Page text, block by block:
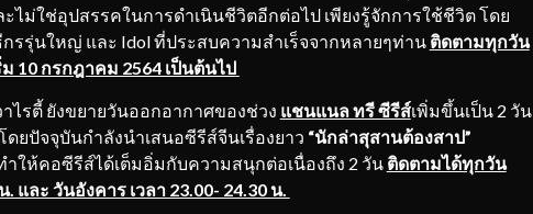
ะไม่ใช่อุปสรรคในการดำเนินชีวิตอีกต่อไป เพียงรู้จักการใช้ชีวิต โดย
รรุ่นใหญ่ และ Idol ที่ประสบความสำเร็จจากหลายๆท่าน ติดตามทุกวัน
ม 10 กรกฎาคม 2564 เป็นต้นไป
ไรตี้ ยังขยายวันออกอากาศของช่วง แชนแนล ทรี ซีรีส์เพิ่มขึ้นเป็น 2 วัน
ยปัจจุบันกำลังนำเสนอซีรีส์จีนเรื่องยาว “นักล่าสุสานต้องสาป”
ำให้คอซีรีส์ได้เต็มอิ่มกับความสนุกต่อเนื่องถึง 2 วัน ติดตามได้ทุกวัน
. และ วันอังคาร เวลา 23.00- 24.30 น.